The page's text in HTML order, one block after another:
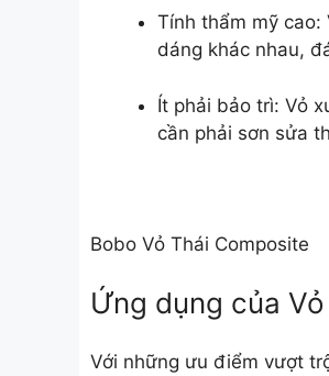
Tính thẩm mỹ cao:
dáng khác nhau,
Ít phải bảo trì: Vỏ
cần phải sơn sửa
Bobo Vỏ Thái Composite
Ứng dụng của
Với những ưu điểm vượt